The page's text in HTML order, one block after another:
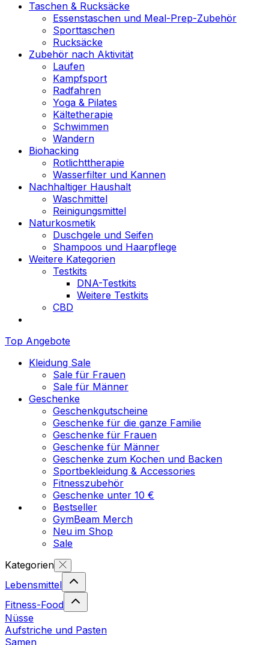
Taschen & Rucksäcke
Essenstaschen und Meal-Prep-Zubehör
Sporttaschen
Rucksäcke
Zubehör nach Aktivität
Laufen
Kampfsport
Radfahren
Yoga & Pilates
Kältetherapie
Schwimmen
Wandern
Biohacking
Rotlichttherapie
Wasserfilter und Kannen
Nachhaltiger Haushalt
Waschmittel
Reinigungsmittel
Naturkosmetik
Duschgele und Seifen
Shampoos und Haarpflege
Weitere Kategorien
Testkits
DNA-Testkits
Weitere Testkits
CBD
Top Angebote
Kleidung Sale
Sale für Frauen
Sale für Männer
Geschenke
Geschenkgutscheine
Geschenke für die ganze Familie
Geschenke für Frauen
Geschenke für Männer
Geschenke zum Kochen und Backen
Sportbekleidung & Accessories
Fitnesszubehör
Geschenke unter 10 €
Bestseller
GymBeam Merch
Neu im Shop
Sale
Kategorien
Lebensmittel
Fitness-Food
Nüsse
Aufstriche und Pasten
Samen